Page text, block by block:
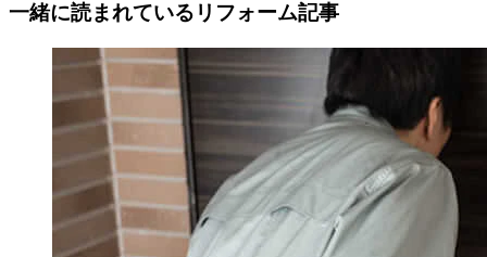
一緒に読まれている リフォーム記事